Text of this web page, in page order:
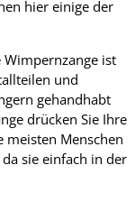
hier einige der
Wimpernzange ist
und
gehandhabt
drücken Sie Ihre
Menschen
sie einfach in der